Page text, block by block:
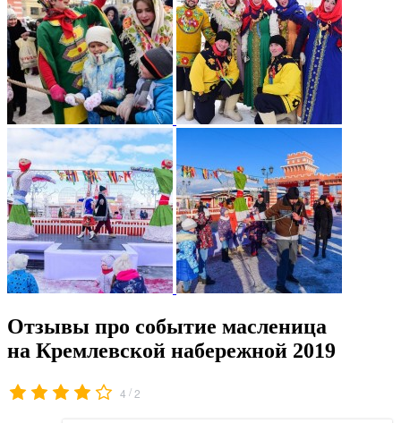
Отзывы про событие масленица
на Кремлевской набережной 2019
4 /2